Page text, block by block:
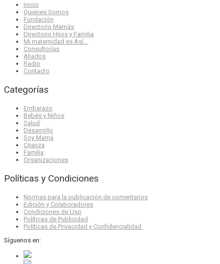
Inicio
Quienes Somos
Fundación
Directorio Mamás
Directorio Hijos y Familia
Mi maternidad es Así…
Consultorías
Aliados
Radio
Contacto
Categorías
Embarazo
Bebés y Niños
Salud
Desarrollo
Soy Mamá
Crianza
Familia
Organizaciones
Políticas y Condiciones
Normas para la publicación de comentarios
Edición y Colaboradores
Condiciones de Uso
Políticas de Publicidad
Políticas de Privacidad y Confidencialidad
Síguenos en: